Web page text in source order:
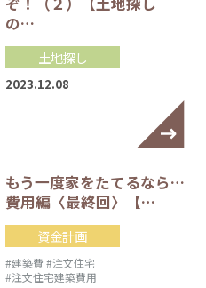
の…
土地探し
2023.12.08
もう一度家をたてるなら…
費用編〈最終回〉【…
資金計画
#建築費 #注文住宅
#注文住宅建築費用